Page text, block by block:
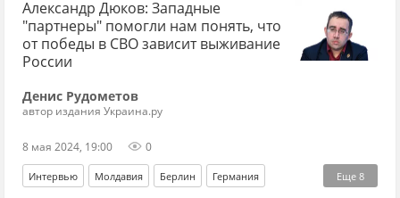
ОАЭ Белоруссия Армия Киргизия
Александр Дюков: Западные
"партнеры" помогли нам понять, что
от победы в СВО зависит выживание
России
Денис Рудометов
автор издания Украина.ру
8 мая 2024, 19:00 0
Еще 8
Интервью Молдавия Берлин Германия